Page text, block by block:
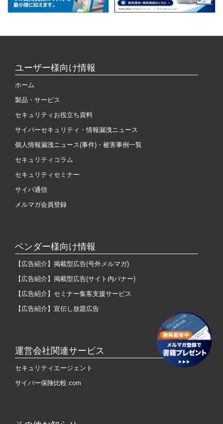
ユーザー様向け情報
ホーム
製品・サービス
セキュリティお役立ち資料
サイバーセキュリティ・情報漏洩ニュース
個人情報漏洩ニュース(事件)・被害事例一覧
セキュリティコラム
セキュリティセミナー
サイバ通信
メルマガ会員登録
ベンダー様向け情報
【広告紹介】掲載型広告(号外メルマガ)
【広告紹介】掲載型広告(サイト内バナー)
【広告紹介】セミナー集客支援サービス
【広告紹介】宣伝し放題広告
運営会社関連サービス
セキュリティエージェント
サイバー保険比較.com